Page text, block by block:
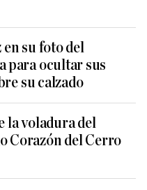
en su foto del
para ocultar sus
su calzado
la voladura del
Corazón del Cerro